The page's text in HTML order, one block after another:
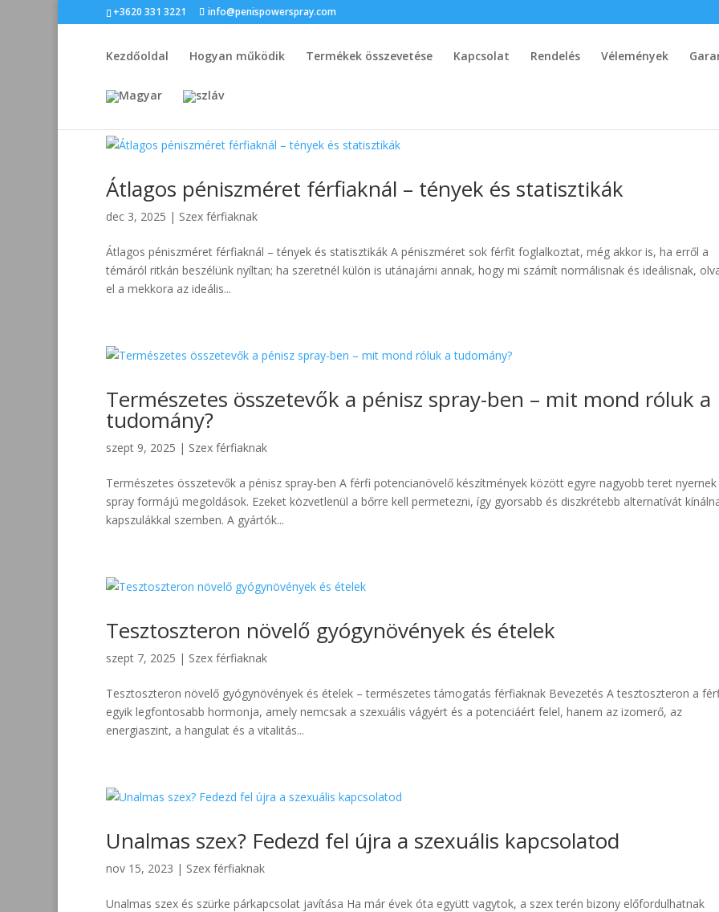
+3620 331 3221 info@penispowerspray.com
Kezdőoldal Hogyan működik Termékek összevetése Kapcsolat Rendelés Vélemények
Átlagos péniszméret férfiaknál – tények és statisztikák
dec 3, 2025 | Szex férfiaknak
Átlagos péniszméret férfiaknál – tények és statisztikák A péniszméret sok férfit foglalkoztat, még akkor is, ha erről a
témáról ritkán beszélünk nyíltan; ha szeretnél külön is utánajárni annak, hogy mi számít normálisnak és ideálisnak,
el a mekkora az ideális...
Természetes összetevők a pénisz spray-ben – mit mond róluk a
tudomány?
szept 9, 2025 | Szex férfiaknak
Természetes összetevők a pénisz spray-ben A férfi potencianövelő készítmények között egyre nagyobb teret nyernek
spray formájú megoldások. Ezeket közvetlenül a bőrre kell permetezni, így gyorsabb és diszkrétebb alternatívát
kapszulákkal szemben. A gyártók...
Tesztoszteron növelő gyógynövények és ételek
szept 7, 2025 | Szex férfiaknak
Tesztoszteron növelő gyógynövények és ételek – természetes támogatás férfiaknak Bevezetés A tesztoszteron a
egyik legfontosabb hormonja, amely nemcsak a szexuális vágyért és a potenciáért felel, hanem az izomerő, az
energiaszint, a hangulat és a vitalitás...
Unalmas szex? Fedezd fel újra a szexuális kapcsolatod
nov 15, 2023 | Szex férfiaknak
Unalmas szex és szürke párkapcsolat javítása Ha már évek óta együtt vagytok, a szex terén bizony előfordulhatnak